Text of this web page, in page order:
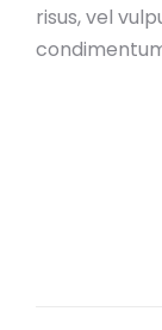
risus, vel